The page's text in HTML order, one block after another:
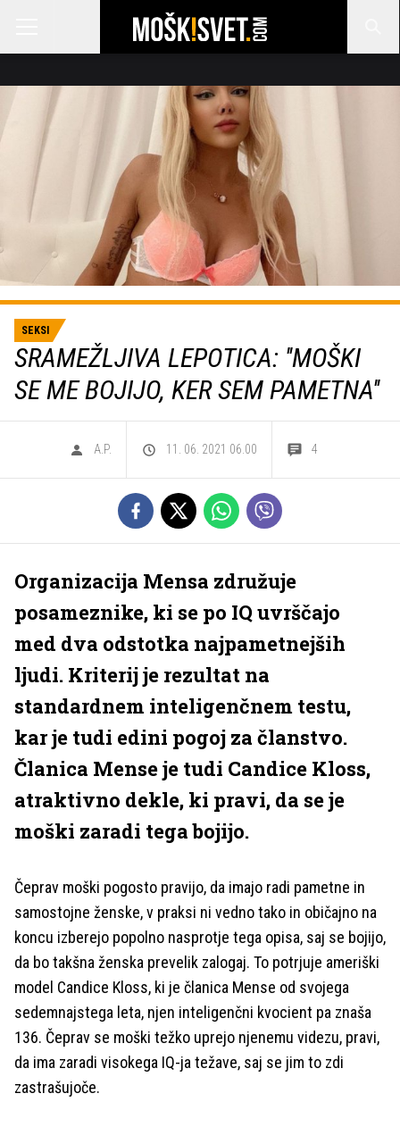
SEKSI
SRAMEŽLJIVA LEPOTICA: ''MOŠKI
SE ME BOJIJO, KER SEM PAMETNA''
A.P. 11. 06. 2021 06.00 4
Organizacija Mensa združuje
posameznike, ki se po IQ uvrščajo
med dva odstotka najpametnejših
ljudi. Kriterij je rezultat na
standardnem inteligenčnem testu,
kar je tudi edini pogoj za članstvo.
Članica Mense je tudi Candice Kloss,
atraktivno dekle, ki pravi, da se je
moški zaradi tega bojijo.
Čeprav moški pogosto pravijo, da imajo radi pametne in
samostojne ženske, v praksi ni vedno tako in običajno na
koncu izberejo popolno nasprotje tega opisa, saj se bojijo,
da bo takšna ženska prevelik zalogaj. To potrjuje ameriški
model Candice Kloss, ki je članica Mense od svojega
sedemnajstega leta, njen inteligenčni kvocient pa znaša
136. Čeprav se moški težko uprejo njenemu videzu, pravi,
da ima zaradi visokega IQ-ja težave, saj se jim to zdi
zastrašujoče.